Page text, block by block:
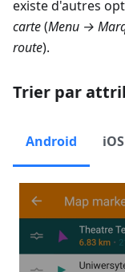
existe d'autres
carte(Menu →
route).
Trier par
Android iOS